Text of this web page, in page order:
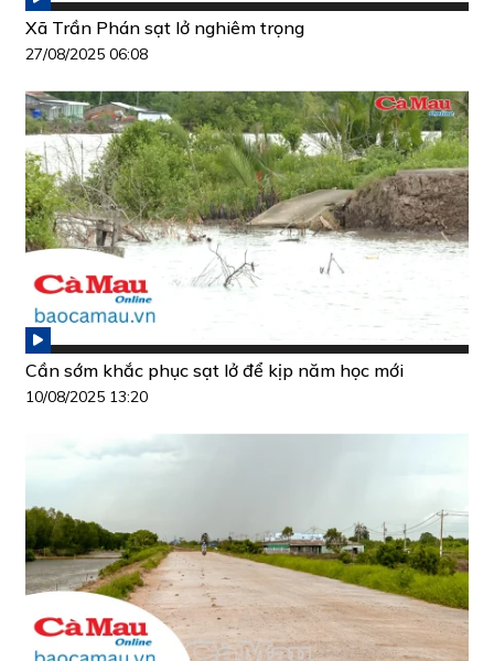
Xã Trần Phán sạt lở nghiêm trọng
27/08/2025 06:08
Cần sớm khắc phục sạt lở để kịp năm học mới
10/08/2025 13:20